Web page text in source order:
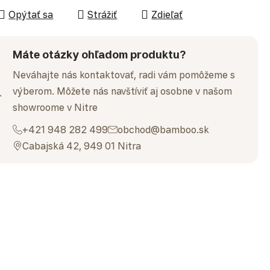
Opýtať sa Strážiť Zdieľať
Máte otázky ohľadom produktu?
Neváhajte nás kontaktovať, radi vám pomôžeme s
výberom. Môžete nás navštíviť aj osobne v našom
showroome v Nitre
+421 948 282 499
obchod@bamboo.sk
Cabajská 42, 949 01 Nitra